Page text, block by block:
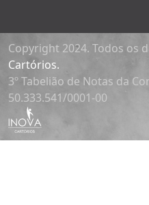
Copyright 2024. Todos os
Cartórios.
3º Tabelião de Notas da
50.333.541/0001-00